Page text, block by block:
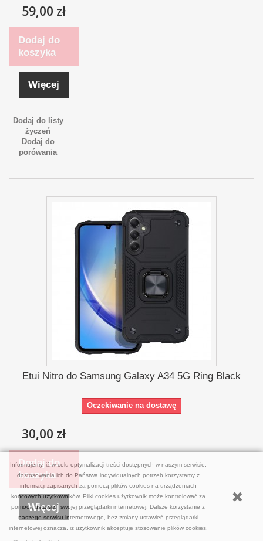
Informujemy, iż w celu optymalizacji treści dostępnych w naszym serwisie,
dostosowania ich do Państwa indywidualnych potrzeb korzystamy z
informacji zapisanych za pomocą plików cookies na urządzeniach
końcowych użytkowników. Pliki cookies użytkownik może kontrolować za
pomocą ustawień swojej przeglądarki internetowej. Dalsze korzystanie z
naszego serwisu internetowego, bez zmiany ustawień przeglądarki
internetowej oznacza, iż użytkownik akceptuje stosowanie plików cookies.
59,00 zł
Dodaj do
koszyka
Więcej
Dodaj do listy
życzeń
Dodaj do
porówania
Etui Nitro do Samsung Galaxy A34 5G Ring Black
Oczekiwanie na dostawę
30,00 zł
Dodaj do
koszyka
Więcej